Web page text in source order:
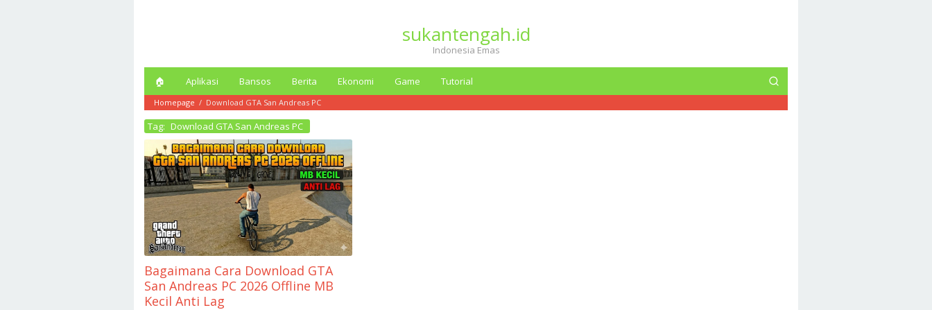
sukantengah.id
Indonesia Emas
🏠︎ Aplikasi Bansos Berita Ekonomi Game Tutorial
Homepage / Download GTA San Andreas PC
Tag: Download GTA San Andreas PC
Bagaimana Cara Download GTA
San Andreas PC 2026 Offline MB
Kecil Anti Lag